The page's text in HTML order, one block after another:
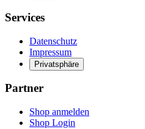
Services
Datenschutz
Impressum
Privatsphäre
Partner
Shop anmelden
Shop Login